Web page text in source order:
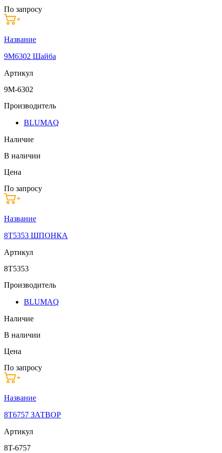
По запросу
Название
9M6302 Шайба
Артикул
9M-6302
Производитель
BLUMAQ
Наличие
В наличии
Цена
По запросу
Название
8T5353 ШПОНКА
Артикул
8T5353
Производитель
BLUMAQ
Наличие
В наличии
Цена
По запросу
Название
8T6757 ЗАТВОР
Артикул
8T-6757